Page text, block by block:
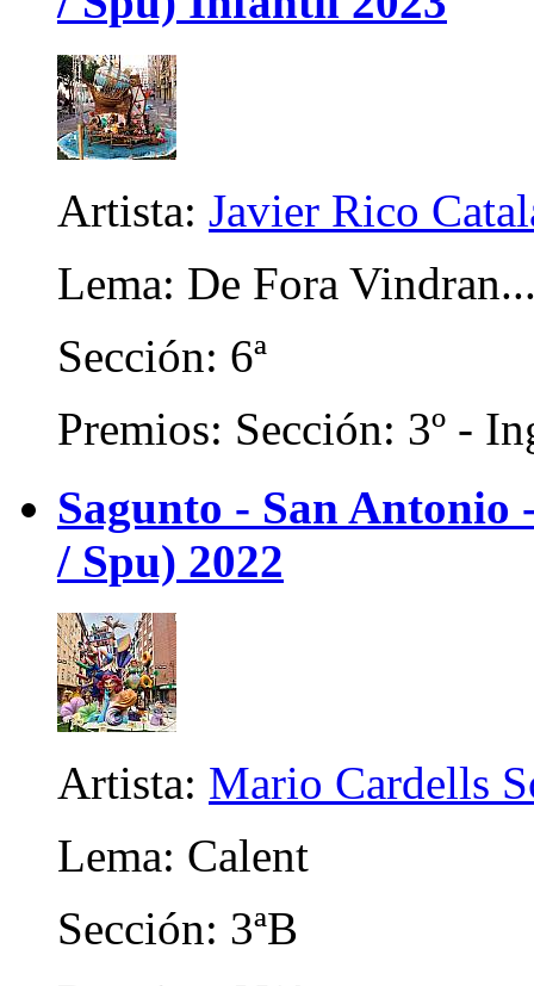
Artista: Javier Rico
Lema: De Fora
Sección: 6ª
Premios: Sección: 3º -
Sagunto - San
/ Spu) 2022
Artista: Mario Cardells
Lema: Calent
Sección: 3ªB